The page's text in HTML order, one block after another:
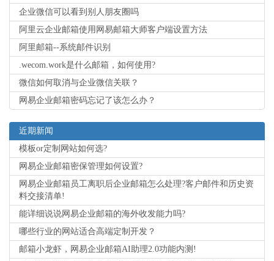
企业微信可以看到别人朋友圈吗
阿里云企业邮箱使用网易邮箱大师客户端设置方法
阿里邮箱--系统邮件识别
.wecom.work是什么邮箱，如何使用?
微信如何取消与企业微信关联？
网易企业邮箱密码忘记了该怎么办？
近期新闻
模板or定制网站如何选?
网易企业邮箱密保管理如何设置?
网易企业邮箱员工离职后企业邮箱怎么处理?客户邮件和历史资
料交接清单!
能详细说说网易企业邮箱的海外收发能力吗?
哪些行业的网站适合高端定制开发？
邮箱小龙虾，网易企业邮箱AI助理2.0功能内测!